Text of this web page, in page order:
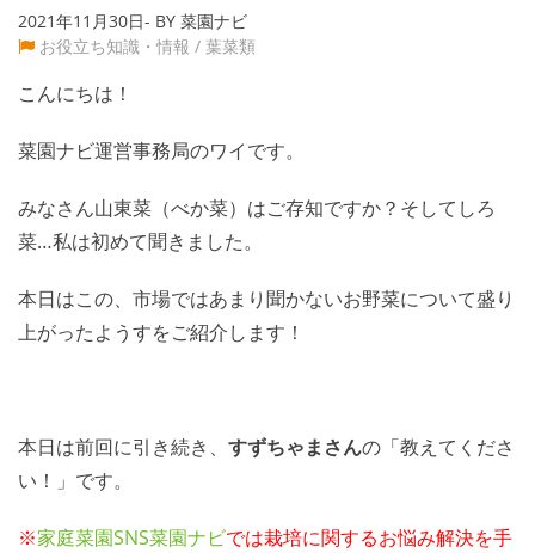
2021年11月30日- BY 菜園ナビ
お役立ち知識・情報 / 葉菜類
こんにちは！
菜園ナビ運営事務局のワイです。
みなさん山東菜（べか菜）はご存知ですか？そしてしろ
菜…私は初めて聞きました。
本日はこの、市場ではあまり聞かないお野菜について盛り
上がったようすをご紹介します！
本日は前回に引き続き、 すずちゃまさんの「教えてくださ
い！」です。
※家庭菜園SNS菜園ナビでは栽培に関するお悩み解決を手